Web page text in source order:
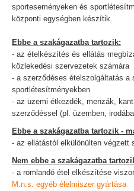
sporteseményeken és
központi egységben készítik.
Ebbe a szakágazatba tartozik:
- az ételkészítés és ellátás
közlekedési szervezetek számára
- a szerződéses ételszolgáltatás a
sportlétesítményekben
- az üzemi étkezdék, menzák,
szerződéssel (pl. üzemben,
Ebbe a szakágazatba tartozik -
- az ellátástól elkülönülten végzett
Nem ebbe a szakágazatba
- a romlandó étel elkészítése
M.n.s. egyéb élelmiszer gyártása